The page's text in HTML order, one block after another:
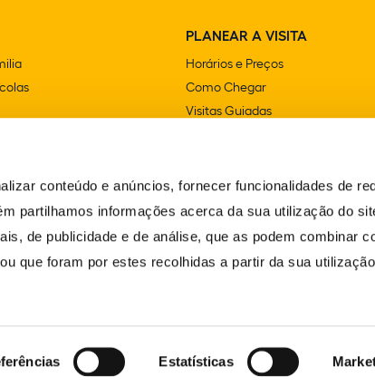
conteúdo e anúncios, fornecer funcionalidades de
partilhamos informações acerca da sua utilização do
de publicidade e de análise, que as podem combinar
que foram por estes recolhidas a partir da sua
Estatísticas
PLANEAR A VISITA
Horários e Preços
Como Chegar
Visitas Guiadas
Acessibilidade
LIVRO DE RECLAMAÇÕES